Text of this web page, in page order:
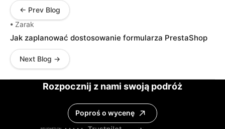
← Prev Blog
• Zarak
Jak zaplanować dostosowanie formularza PrestaShop
Next Blog →
Rozpocznij z nami swoją podróż
Poproś o wycenę